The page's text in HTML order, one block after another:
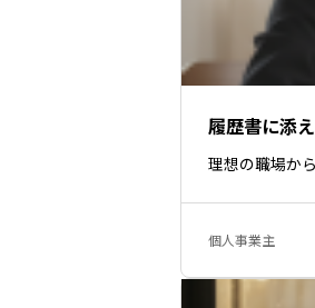
履歴書に添
理想の職場か
個人事業主